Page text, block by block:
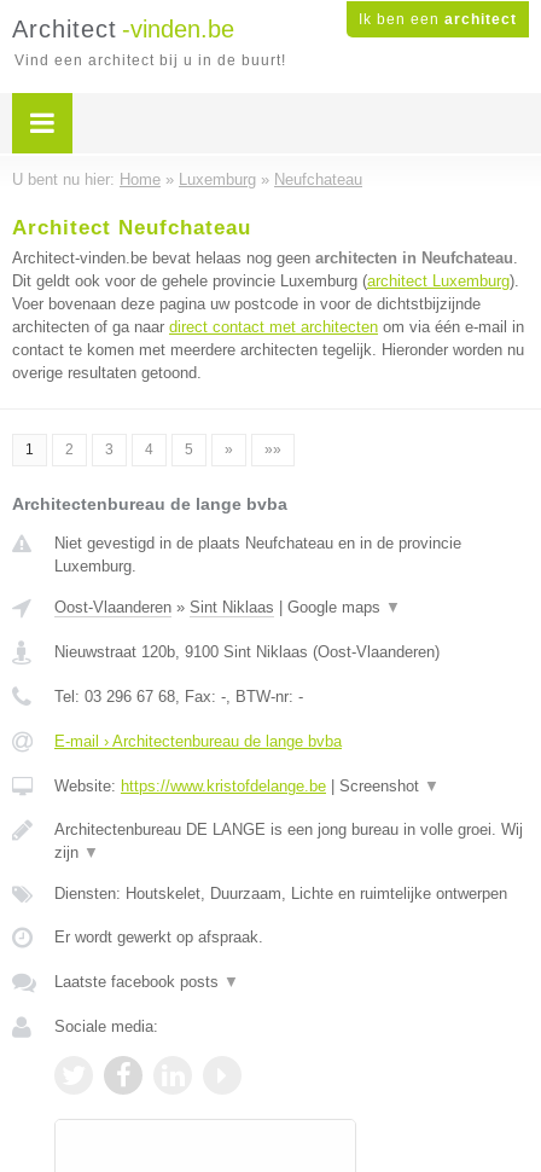
Ik ben een architect
Architect -vinden.be
Vind een architect bij u in de buurt!
U bent nu hier: Home » Luxemburg » Neufchateau
Architect Neufchateau
Architect-vinden.be bevat helaas nog geen architecten in Neufchateau.
Dit geldt ook voor de gehele provincie Luxemburg (architect Luxemburg).
Voer bovenaan deze pagina uw postcode in voor de dichtstbijzijnde
architecten of ga naar direct contact met architecten om via één e-mail in
contact te komen met meerdere architecten tegelijk. Hieronder worden nu
overige resultaten getoond.
1 2 3 4 5 » »»
Architectenbureau de lange bvba
Niet gevestigd in de plaats Neufchateau en in de provincie
Luxemburg.
Oost-Vlaanderen » Sint Niklaas Google maps ▼
Nieuwstraat 120b, 9100 Sint Niklaas (Oost-Vlaanderen)
Tel: 03 296 67 68, Fax: -, BTW-nr: -
E-mail › Architectenbureau de lange bvba
Website: https://www.kristofdelange.be Screenshot ▼
Architectenbureau DE LANGE is een jong bureau in volle groei. Wij
zijn ▼
Diensten: Houtskelet, Duurzaam, Lichte en ruimtelijke ontwerpen
Er wordt gewerkt op afspraak.
Laatste facebook posts ▼
Sociale media: